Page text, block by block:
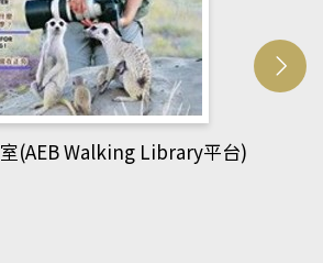
網管人(kono平台)